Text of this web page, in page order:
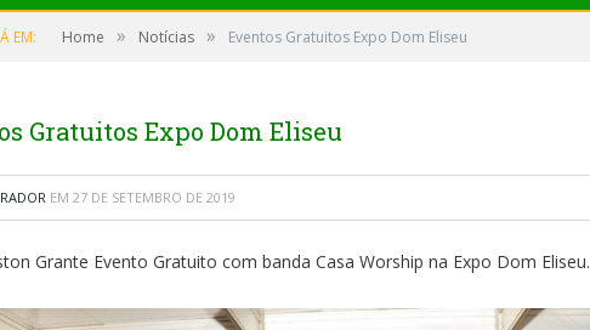
EM: Home » Notícias » Eventos Gratuitos Expo Dom Eliseu
Gratuitos Expo Dom Eliseu
EM 27 DE SETEMBRO DE 2019
Grante Evento Gratuito com banda Casa Worship na Expo Dom Eliseu.